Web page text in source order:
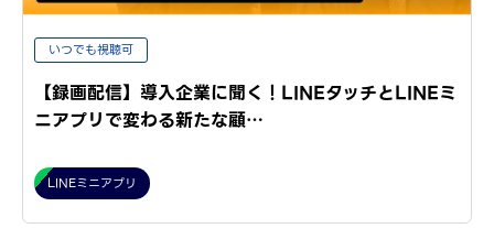
いつでも視聴可
【録画配信】導入企業に聞く！LINEタッチとLINEミ
ニアプリで変わる新たな顧…
LINEミニアプリ